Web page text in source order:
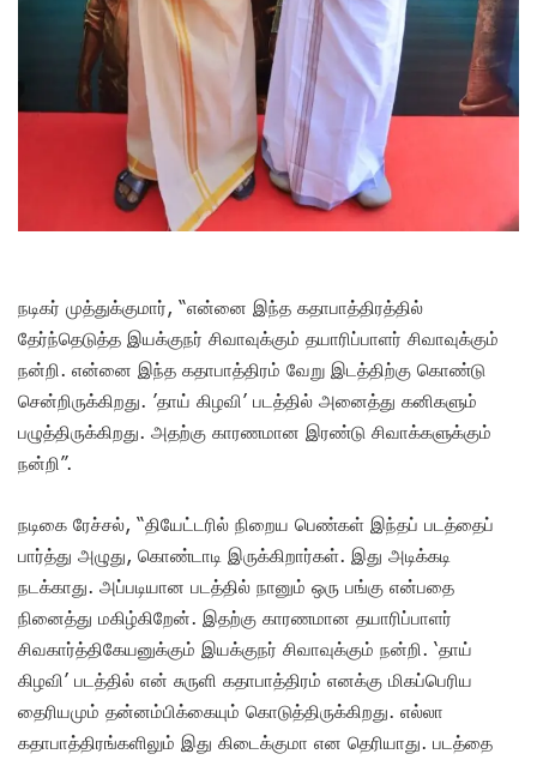
நடிகர் முத்துக்குமார், “என்னை இந்த கதாபாத்திரத்தில்
தேர்ந்தெடுத்த இயக்குநர் சிவாவுக்கும் தயாரிப்பாளர் சிவாவுக்கும்
நன்றி. என்னை இந்த கதாபாத்திரம் வேறு இடத்திற்கு கொண்டு
சென்றிருக்கிறது. ’தாய் கிழவி’ படத்தில் அனைத்து கனிகளும்
பழுத்திருக்கிறது. அதற்கு காரணமான இரண்டு சிவாக்களுக்கும்
நன்றி”.
நடிகை ரேச்சல், “தியேட்டரில் நிறைய பெண்கள் இந்தப் படத்தைப்
பார்த்து அழுது, கொண்டாடி இருக்கிறார்கள். இது அடிக்கடி
நடக்காது. அப்படியான படத்தில் நானும் ஒரு பங்கு என்பதை
நினைத்து மகிழ்கிறேன். இதற்கு காரணமான தயாரிப்பாளர்
சிவகார்த்திகேயனுக்கும் இயக்குநர் சிவாவுக்கும் நன்றி. ‘தாய்
கிழவி’ படத்தில் என் சுருளி கதாபாத்திரம் எனக்கு மிகப்பெரிய
தைரியமும் தன்னம்பிக்கையும் கொடுத்திருக்கிறது. எல்லா
கதாபாத்திரங்களிலும் இது கிடைக்குமா என தெரியாது. படத்தை